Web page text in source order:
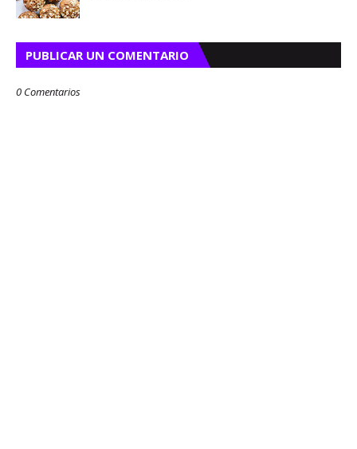
PUBLICAR UN COMENTARIO
0 Comentarios